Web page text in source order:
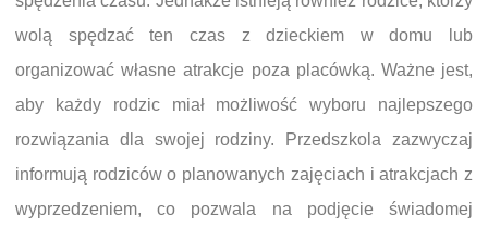
wolą spędzać ten czas z dzieckiem w domu lub
organizować własne atrakcje poza placówką. Ważne jest,
aby każdy rodzic miał możliwość wyboru najlepszego
rozwiązania dla swojej rodziny. Przedszkola zazwyczaj
informują rodziców o planowanych zajęciach i atrakcjach z
wyprzedzeniem, co pozwala na podjęcie świadomej